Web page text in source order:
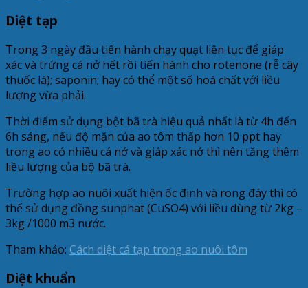
Diệt tạp
Trong 3 ngày đầu tiến hành chạy quạt liên tục để giáp
xác và trứng cá nở hết rồi tiến hành cho rotenone (rễ cây
thuốc lá); saponin; hay có thể một số hoá chất với liều
lượng vừa phải.
Thời điểm sử dụng bột bã trà hiệu quả nhất là từ 4h đến
6h sáng, nếu độ mặn của ao tôm thấp hơn 10 ppt hay
trong ao có nhiều cá nở và giáp xác nở thì nên tăng thêm
liều lượng của bộ bã trà.
Trường hợp ao nuôi xuất hiện ốc đinh và rong đáy thì có
thể sử dụng đồng sunphat (CuSO4) với liều dùng từ 2kg –
3kg /1000 m3 nước.
Tham khảo: Cách diệt cá tạp trong ao nuôi tôm
Diệt khuẩn